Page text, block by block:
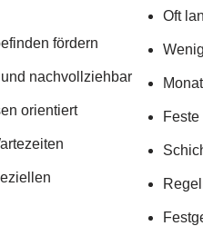
fördern
nachvollziehbar
orientiert
Oft